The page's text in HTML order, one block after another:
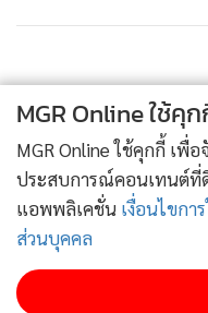
MGR Online ใช้คุ
MGR Online ใช้คุกกี้ เพื่
ประสบการณ์คอนเทนต์ที่
แอพพลิเคชั่น เงื่อนไขกา
ส่วนบุคคล